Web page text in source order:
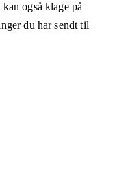
også klage på
du har sendt til